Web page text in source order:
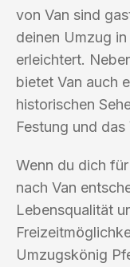
von Van sind
deinen Umzug
erleichtert.
bietet Van auch
historischen
Festung und
Wenn du dich
nach Van
Lebensqualität
Umzugskönig